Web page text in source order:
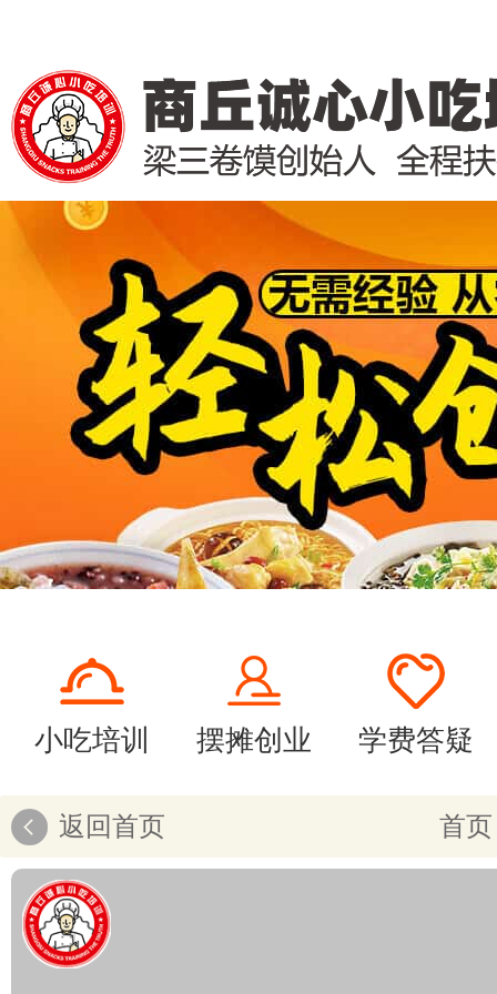
小吃培训 摆摊创业 学费答疑
返回首页 首页